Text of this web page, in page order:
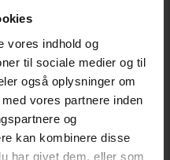
vores indhold og
til sociale medier og til
også oplysninger om
vores partnere inden
og
kan kombinere disse
har givet dem, eller som
Skoda
Subaru
Tesla